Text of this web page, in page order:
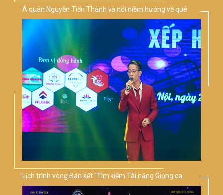
Á quân Nguyễn Tiến Thành và nỗi niềm hướng về quê
hương
Lịch trình vòng Bán kết “Tìm kiếm Tài năng Giọng ca
Vàng Bolero Việt Nam 2020”